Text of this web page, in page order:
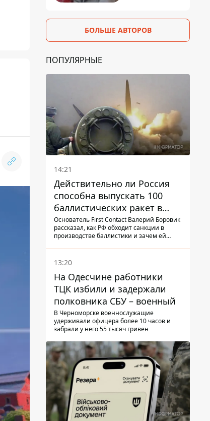
БОЛЬШЕ АВТОРОВ
ПОПУЛЯРНЫЕ
14:21
Действительно ли Россия
способна выпускать 100
баллистических ракет в
месяц и что с этим делать
Основатель First Contact Валерий Боровик
рассказал, как РФ обходит санкции в
производстве баллистики и зачем ей
13:20
На Одесчине работники
ТЦК избили и задержали
полковника СБУ – военный
В Черноморске военнослужащие
удерживали офицера более 10 часов и
забрали у него 55 тысяч гривен